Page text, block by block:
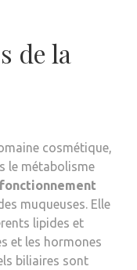
de la
cosmétique,
le métabolisme
muqueuses. Elle
lipides et
et les hormones
biliaires sont